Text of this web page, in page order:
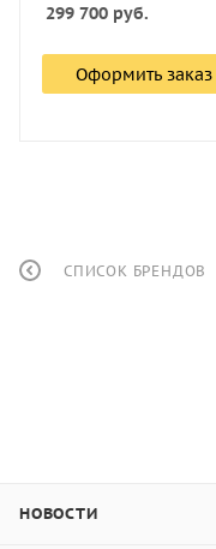
299 700 руб.
Оформить заказ
СПИСОК БРЕНДОВ
НОВОСТИ